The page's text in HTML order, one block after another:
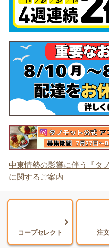
中東情勢の影響に伴う『タ
に関するご案内
コープセレクト 注